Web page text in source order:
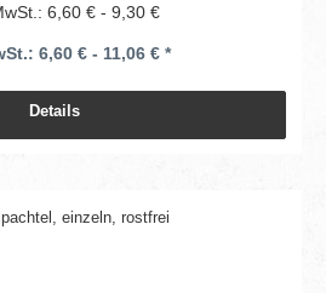
6,60 € - 9,30 €
6,60 € - 11,06 € *
Details